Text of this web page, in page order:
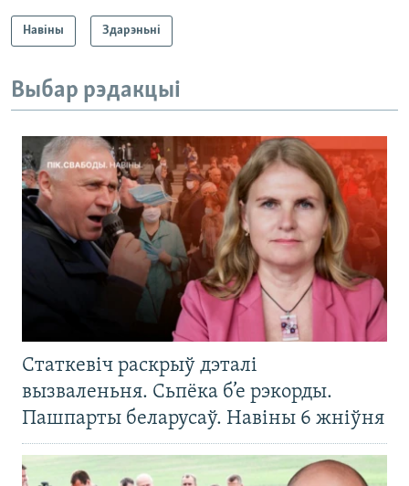
Навіны Здарэньні
Выбар рэдакцыі
Статкевіч раскрыў дэталі
вызваленьня. Сьпёка б’е рэкорды.
Пашпарты беларусаў. Навіны 6 жніўня